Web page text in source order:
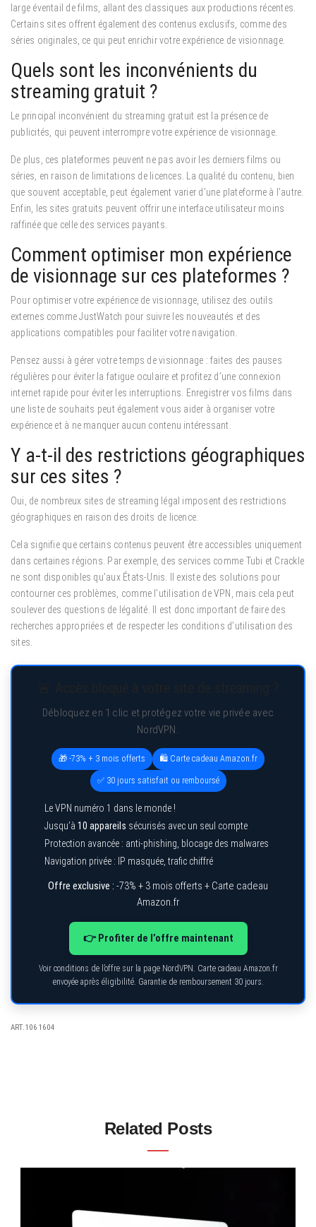
large éventail de films, allant des classiques aux productions récentes.
Certains sites offrent également des contenus exclusifs, comme des
séries originales, ce qui peut enrichir votre expérience de visionnage.
Quels sont les inconvénients du
streaming gratuit ?
Le principal inconvénient du streaming gratuit est la présence de
publicités, qui peuvent interrompre votre expérience de visionnage.
De plus, ces plateformes peuvent ne pas avoir les derniers films ou
séries, en raison de limitations de licences. La qualité du contenu, bien
que souvent acceptable, peut également varier d’une plateforme à l’autre.
Enfin, les sites gratuits peuvent offrir une interface utilisateur moins
raffinée que celle des services payants.
Comment optimiser mon expérience
de visionnage sur ces plateformes ?
Pour optimiser votre expérience de visionnage, utilisez des outils
externes comme JustWatch pour suivre les nouveautés et des
applications compatibles pour faciliter votre navigation.
Pensez aussi à gérer votre temps de visionnage : faites des pauses
régulières pour éviter la fatigue oculaire et profitez d’une connexion
internet rapide pour éviter les interruptions. Enregistrer vos films dans
une liste de souhaits peut également vous aider à organiser votre
expérience et à ne manquer aucun contenu intéressant.
Y a-t-il des restrictions géographiques
sur ces sites ?
Oui, de nombreux sites de streaming légal imposent des restrictions
géographiques en raison des droits de licence.
Cela signifie que certains contenus peuvent être accessibles uniquement
dans certaines régions. Par exemple, des services comme Tubi et Crackle
ne sont disponibles qu’aux États-Unis. Il existe des solutions pour
contourner ces problèmes, comme l’utilisation de VPN, mais cela peut
soulever des questions de légalité. Il est donc important de faire des
recherches appropriées et de respecter les conditions d’utilisation des
sites.
Débloquez en 1 clic et protégez votre vie privée avec
NordVPN.
🎁 -73% + 3 mois offerts 🛍️ Carte cadeau Amazon.fr
✅ 30 jours satisfait ou remboursé
Le VPN numéro 1 dans le monde !
Jusqu’à 10 appareils sécurisés avec un seul compte
Protection avancée : anti-phishing, blocage des malwares
Navigation privée : IP masquée, trafic chiffré
Offre exclusive : -73% + 3 mois offerts + Carte cadeau
Amazon.fr
👉 Profiter de l’offre maintenant
Voir conditions de l’offre sur la page NordVPN. Carte cadeau Amazon.fr
envoyée après éligibilité. Garantie de remboursement 30 jours.
ART.1061604
Related Posts